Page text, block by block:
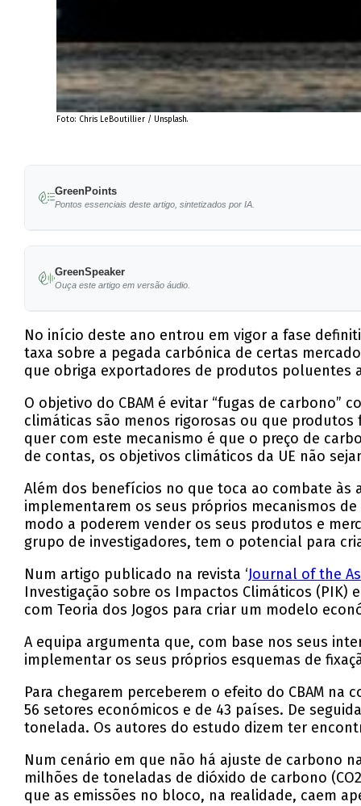
Foto: Chris LeBoutillier / Unsplash.
GreenPoints
Pontos essenciais deste artigo, sintetizados por IA.
O objetivo é evitar 'fugas de carbono' e
mecanismos semelhantes.
A implementação do CBAM tem o potencial
A pesquisa indica que políticas climáticas da
GreenSpeaker
Ouça este artigo em versão áudio.
No início deste ano entrou em vigor a fase
taxa sobre a pegada carbónica de certas
que obriga exportadores de produtos poluentes
O objetivo do CBAM é evitar “fugas de carbono”
climáticas são menos rigorosas ou que
quer com este mecanismo é que o preço de
de contas, os objetivos climáticos da UE não
Além dos benefícios no que toca ao combate às
implementarem os seus próprios mecanismos
modo a poderem vender os seus produtos e
grupo de investigadores, tem o potencial para
Num artigo publicado na revista ‘Journal of the
Investigação sobre os Impactos Climáticos (PIK)
com Teoria dos Jogos para criar um modelo
A equipa argumenta que, com base nos seus
implementar os seus próprios esquemas de
Para chegarem perceberem o efeito do CBAM
56 setores económicos e de 43 países. De
tonelada. Os autores do estudo dizem ter
Num cenário em que não há ajuste de carbono
milhões de toneladas de dióxido de carbono
que as emissões no bloco, na realidade, caem